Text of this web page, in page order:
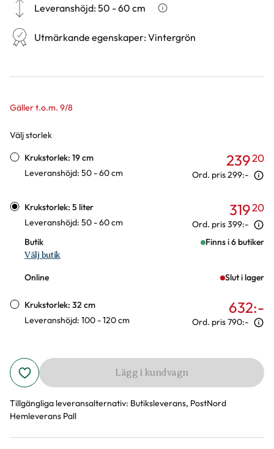
Leveranshöjd:50 - 60 cm Hur vi mäter leveranshöjd på
Utmärkande egenskaper:Vintergrön
Gäller t.o.m. 9/8
Välj storlek
Varianter
Krukstorlek: 19 cm
Leveranshöjd: 50 - 60 cm
23920
Ord. pris299:-
Krukstorlek: 5 liter
Leveranshöjd: 50 - 60 cm
31920
Ord. pris399:-
Butik
Finns i 6 butiker
Välj butik
Online Slut i lager
Krukstorlek: 32 cm
Leveranshöjd: 100 - 120 cm
632:-
Ord. pris790:-
Lägg i kundvagn
Tillgängliga leveransalternativ: Butiksleverans, PostNord
Hemleverans Pall